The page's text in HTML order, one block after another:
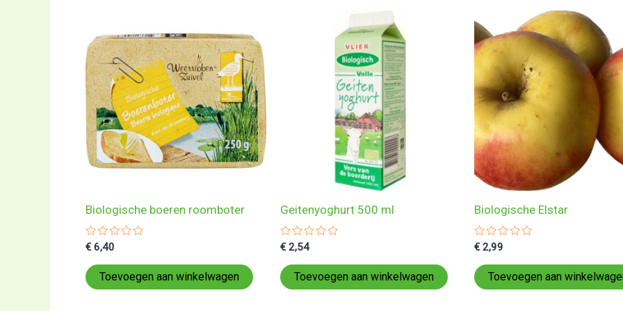
Biologische boeren roomboter
Gewaardeerd
uit
5
€ 6,40
Toevoegen aan winkelwagen
Geitenyoghurt 500 ml
Gewaardeerd
uit
5
€2,54
Toevoegen aan winkelwagen
Biologische Elstar
Gewaardeerd
uit
5
€ 2,99
Toevoegen aan